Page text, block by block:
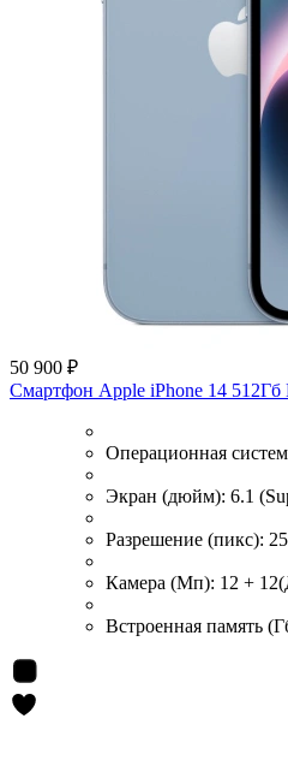
50 900 ₽
Смартфон Apple iPhone 14 512Гб
Операционная
Экран (дюйм): 6.1
Разрешение (пикс):
Камера (Мп): 12 +
Встроенная память